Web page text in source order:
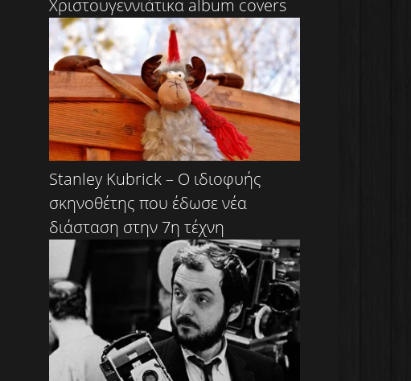
Χριστουγεννιάτικα album covers
Stanley Kubrick – Ο ιδιοφυής
σκηνοθέτης που έδωσε νέα
διάσταση στην 7η τέχνη